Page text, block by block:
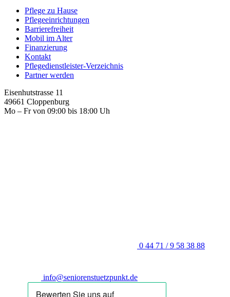
Pflege zu Hause
Pflegeeinrichtungen
Barrierefreiheit
Mobil im Alter
Finanzierung
Kontakt
Pflegedienstleister-Verzeichnis
Partner werden
Eisenhutstrasse 11
49661 Cloppenburg
Mo – Fr von 09:00 bis 18:00 Uh
0 44 71 / 9 58 38 88
info@seniorenstuetzpunkt.de